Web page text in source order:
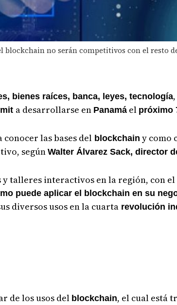
blockchain no serán competitivos con el resto
bienes raíces, banca, leyes, tecnología
a desarrollarse en Panamá el próximo
las bases del blockchain y como
segúnWalter Álvarez Sack, director
talleres interactivos en la región, con
puede aplicar el blockchain en su
diversos usos en la cuarta revolución
de los usos del blockchain, el cual está